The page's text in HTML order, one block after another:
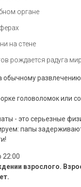
органе
на стене
рождается радуга
обычному
головоломок или
- это серьезные
папы
22:00
взрослого.